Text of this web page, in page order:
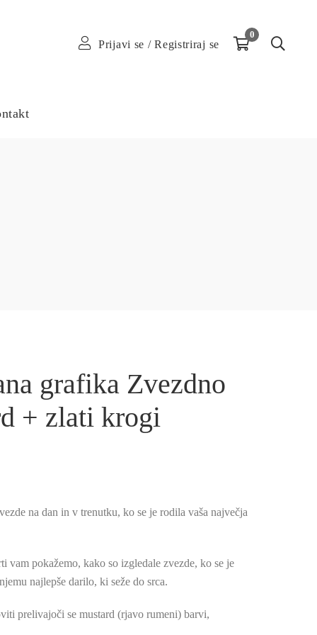
Prijavi se /Registriraj se
0
grafika Zvezdno
+ zlati krogi
na dan in v trenutku, ko se je rodila vaša največja
vam pokažemo, kako so izgledale zvezde, ko se je
najlepše darilo, ki seže do srca.
prelivajoči se mustard (rjavo rumeni) barvi,